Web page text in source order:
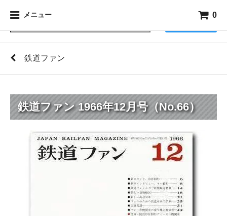
メニュー 0
鉄道ファン
鉄道ファン 1966年12月号（No.66）